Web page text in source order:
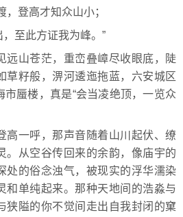
登高才知众山小；
至此方证我为峰。”
山苍茫，重峦叠嶂尽收眼底，陡
草籽般，淠河逶迤拖蓝，六安城区
蜃楼，真是“会当凌绝顶，一览众
一呼，那声音随着山川起伏、缭
。从空谷传回来的余韵，像庙宇的
处的俗念浊气，被现实的浮华濡染
和单纯起来。那种天地间的浩淼与
狭隘的你不觉间走出自我封闭的窠